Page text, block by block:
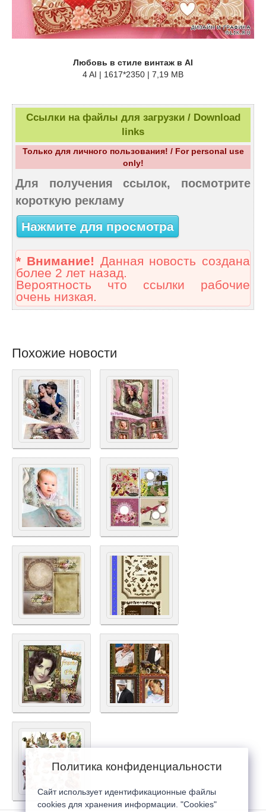
Любовь в стиле винтаж в AI
4 AI | 1617*2350 | 7,19 MB
Ссылки на файлы для загрузки / Download
links
Только для личного пользования! / For personal use
only!
Для получения ссылок, посмотрите
короткую рекламу
Нажмите для просмотра
* Внимание! Данная новость создана
более 2 лет назад.
Вероятность что ссылки рабочие
очень низкая.
Похожие новости
Политика конфиденциальности
Сайт использует идентификационные файлы
cookies для хранения информации. "Cookies"